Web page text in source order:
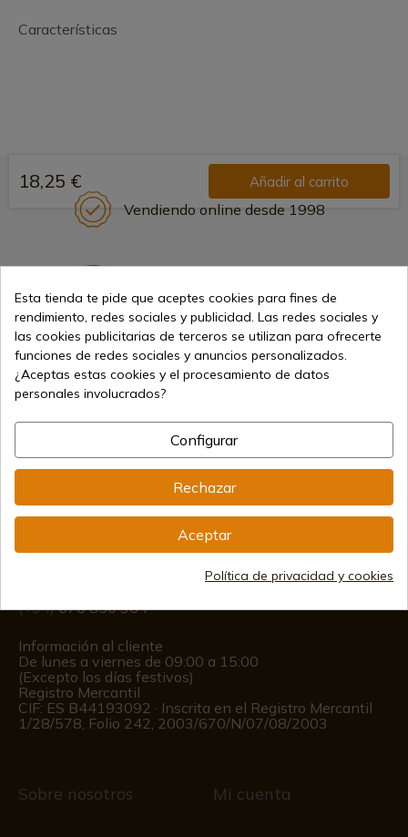
Características
18,25 € Añadir al carrito
Vendiendo online desde 1998
Envíos internacionales
info@aceros-de-hispania.com
(+34)676 850 364
Información al cliente
De lunes a viernes de 09:00 a 15:00
(Excepto los días festivos)
Registro Mercantil
CIF: ES B44193092 · Inscrita en el Registro Mercantil
1/28/578, Folio 242, 2003/670/N/07/08/2003
Sobre nosotros Mi cuenta
Esta tienda te pide que aceptes cookies para fines de
rendimiento, redes sociales y publicidad. Las redes sociales y
las cookies publicitarias de terceros se utilizan para ofrecerte
funciones de redes sociales y anuncios personalizados.
¿Aceptas estas cookies y el procesamiento de datos
personales involucrados?
Configurar
Rechazar
Aceptar
Política de privacidad y cookies